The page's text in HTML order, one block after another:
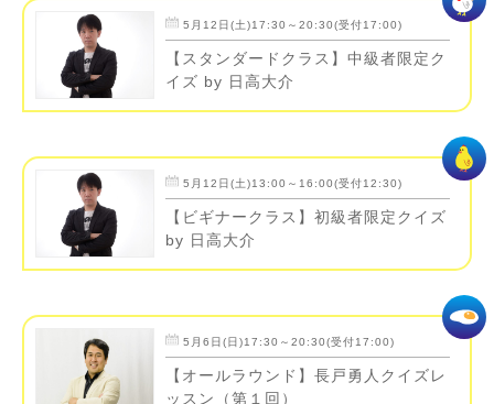
5月12日(土)17:30～20:30(受付17:00)
【スタンダードクラス】中級者限定ク
イズ by 日高大介
5月12日(土)13:00～16:00(受付12:30)
【ビギナークラス】初級者限定クイズ
by 日高大介
5月6日(日)17:30～20:30(受付17:00)
【オールラウンド】長戸勇人クイズレ
ッスン（第１回）